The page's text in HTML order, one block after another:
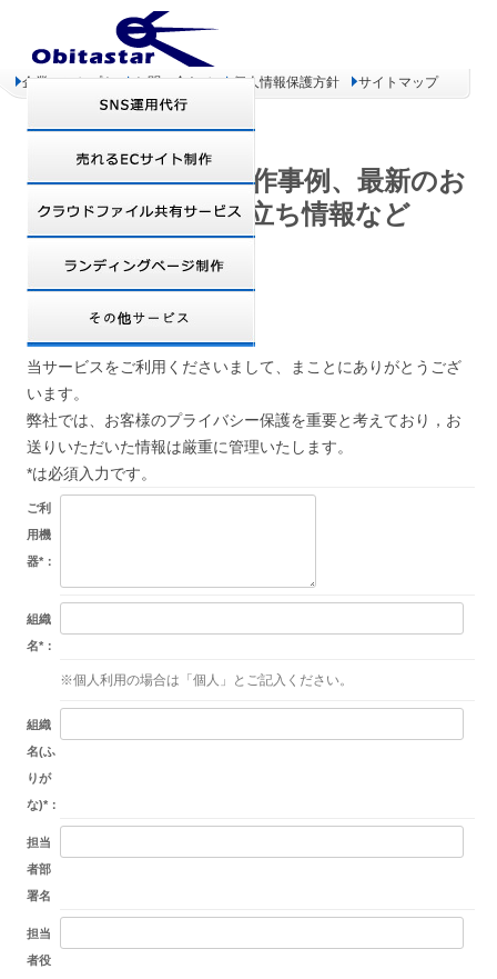
企業コンセプト お問い合わせ 個人情報保護方針 サイトマップ
オビタスター 制作事例、最新のお
得情報、お役立ち情報など
お見積もり依頼
当サービスをご利用くださいまして、まことにありがとうござ
います。
弊社では、お客様のプライバシー保護を重要と考えており，お
送りいただいた情報は厳重に管理いたします。
*は必須入力です。
ご利
用機
器* ：
組織
名* ：
※個人利用の場合は「個人」とご記入ください。
組織
名(ふ
りが
な)* ：
担当
者部
署名
担当
者役